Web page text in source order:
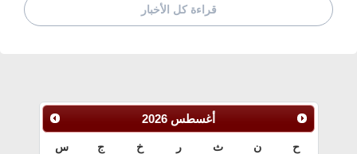
قراءة كل الأخبار
أغسطس 2026
ح ن ث ر خ ج س